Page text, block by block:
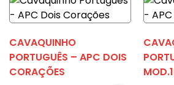
CAVAQUINHO
PORTUGUÊS – APC DOIS
CORAÇÕES